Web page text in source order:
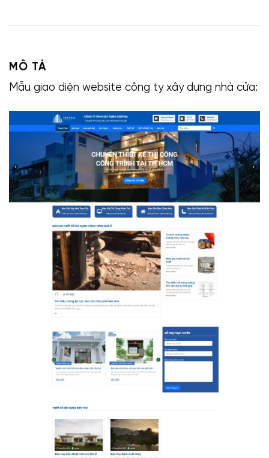
MÔ TẢ
Mẫu giao diện website công ty xây dựng nhà cửa: